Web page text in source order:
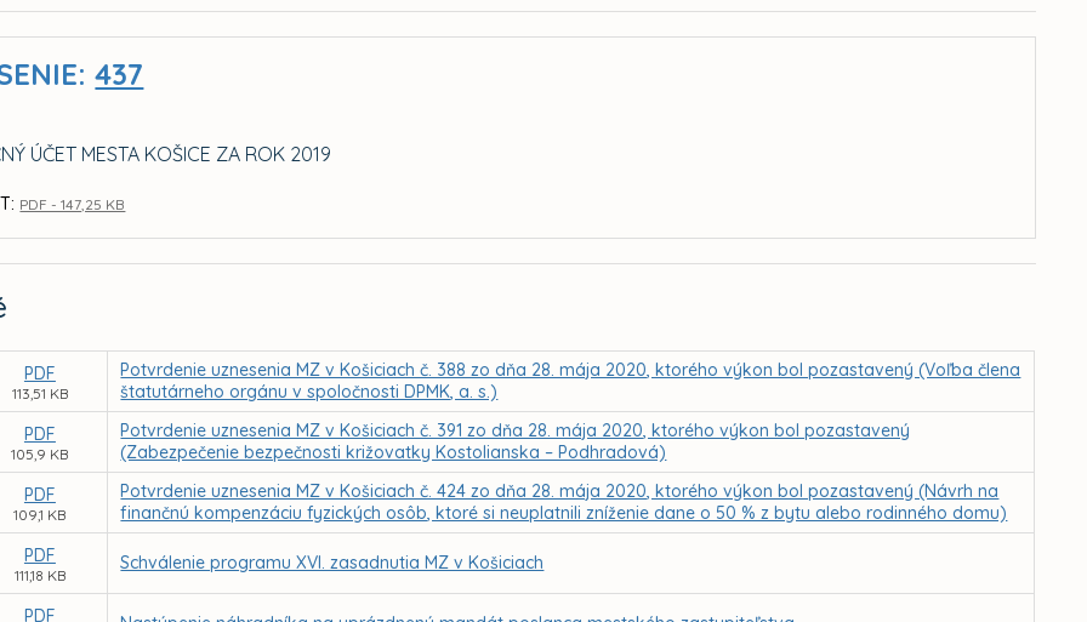
437
ÚČET MESTA KOŠICE ZA ROK 2019
PDF - 147,25 KB
PDF
113,51 KB
Potvrdenie uznesenia MZ v Košiciach č. 388 zo dňa 28. mája 2020, ktorého výkon bol pozastavený (Voľba člena
štatutárneho orgánu v spoločnosti DPMK, a. s.)
PDF
105,9 KB
Potvrdenie uznesenia MZ v Košiciach č. 391 zo dňa 28. mája 2020, ktorého výkon bol pozastavený
(Zabezpečenie bezpečnosti križovatky Kostolianska – Podhradová)
PDF
109,1 KB
Potvrdenie uznesenia MZ v Košiciach č. 424 zo dňa 28. mája 2020, ktorého výkon bol pozastavený (Návrh na
finančnú kompenzáciu fyzických osôb, ktoré si neuplatnili zníženie dane o 50 % z bytu alebo rodinného domu)
PDF
111,18 KB
Schválenie programu XVI. zasadnutia MZ v Košiciach
PDF